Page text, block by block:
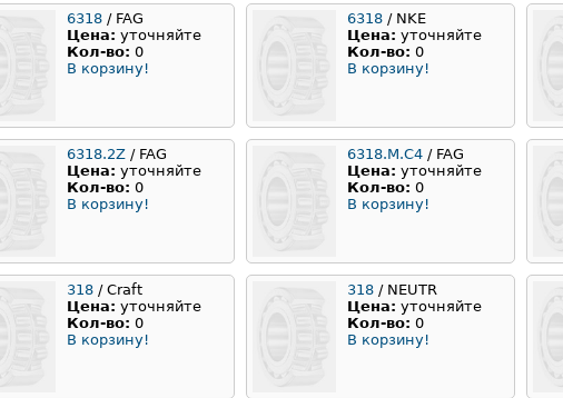
6318 / FAG
Цена: уточняйте
Кол-во: 0
В корзину!
6318 / NKE
Цена: уточняйте
Кол-во: 0
В корзину!
6318.2Z / FAG
Цена: уточняйте
Кол-во: 0
В корзину!
6318.M.C4 / FAG
Цена: уточняйте
Кол-во: 0
В корзину!
318 / Craft
Цена: уточняйте
Кол-во: 0
В корзину!
318 / NEUTR
Цена: уточняйте
Кол-во: 0
В корзину!